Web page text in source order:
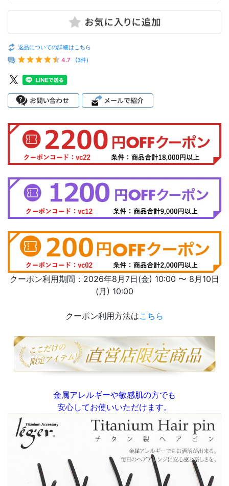
返品についての詳細はこちら
4.7
(3件)
クーポン利用期間：2026年8月7日(金) 10:00 〜 8月10日
(月) 10:00
クーポン利用方法はこちら
金属アレルギーや敏感肌の方でも
安心してお使いいただけます。